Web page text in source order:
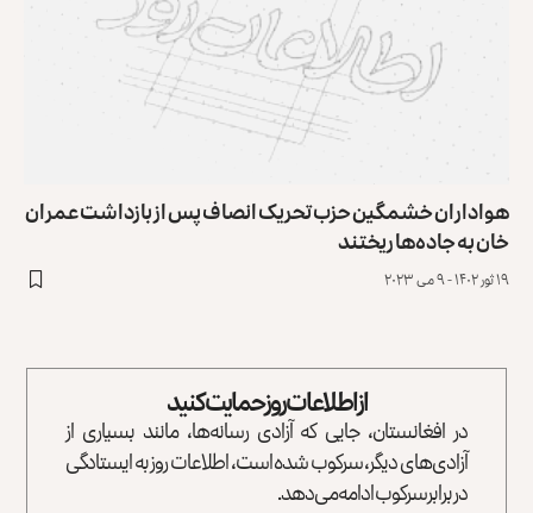
هواداران خشمگین حزب تحریک انصاف پس از بازداشت عمران
خان به جاده‌ها ریختند
۱۹ ثور ۱۴۰۲ - ۹ می ۲۰۲۳
از اطلاعات روز حمایت کنید
در افغانستان، جایی که آزادی رسانه‌ها، مانند بسیاری از
آزادی‌های دیگر، سرکوب شده است، اطلاعات روز به ایستادگی
در برابر سرکوب ادامه می‌دهد.